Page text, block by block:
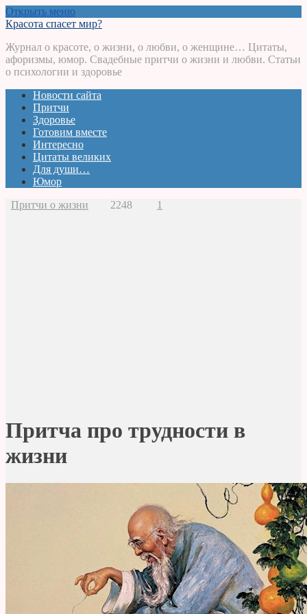
Открыть меню
Красота спасет мир?
Журнал о красоте, о жизни, о любви, о женщине… Цитаты,
афоризмы, юмор. Свадебные притчи о жизни и любви. Статьи
о психологии и здоровье
Новости сайта
Притчи
Здоровье
Готовим вместе
Интересно
Цитаты великих
Для души…
Юмор
Притчи о жизни
2248 1
Притча про трудности в
жизни